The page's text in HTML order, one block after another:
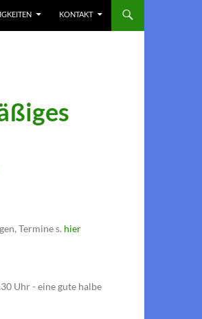
KONTAKT
Termine s. hier
Uhr - eine gute halbe